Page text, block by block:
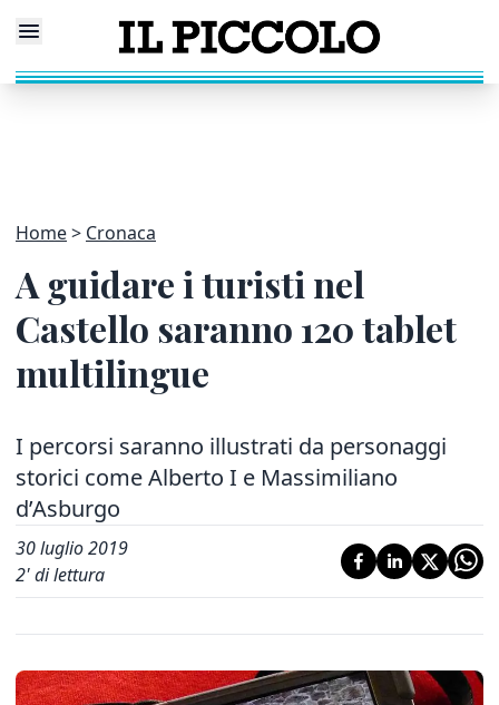
Home Cronaca
A guidare i turisti nel
Castello saranno 120 tablet
multilingue
I percorsi saranno illustrati da personaggi
storici come Alberto I e Massimiliano
d’Asburgo
30 luglio 2019
2' di lettura